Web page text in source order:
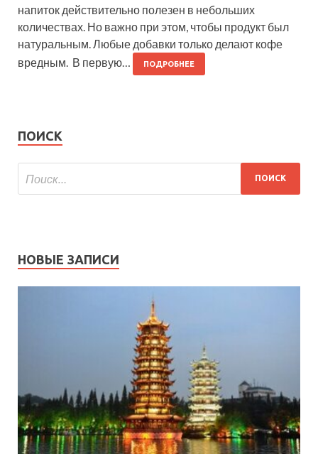
напиток действительно полезен в небольших
количествах. Но важно при этом, чтобы продукт был
натуральным. Любые добавки только делают кофе
вредным. В первую…
ПОДРОБНЕЕ
ПОИСК
НОВЫЕ ЗАПИСИ